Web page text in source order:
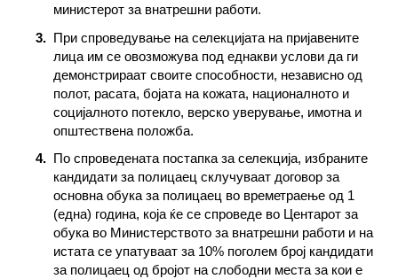
министерот за внатрешни работи.
При спроведување на селекцијата на пријавените
лица им се овозможува под еднакви услови да ги
демонстрираат своите способности, независно од
полот, расата, бојата на кожата, националното и
социјалното потекло, верско уверување, имотна и
општествена положба.
По спроведената постапка за селекција, избраните
кандидати за полицаец склучуваат договор за
основна обука за полицаец во времетраење од 1
(една) година, која ќе се спроведе во Центарот за
обука во Министерството за внатрешни работи и на
истата се упатуваат за 10% поголем број кандидати
за полицаец од бројот на слободни места за кои е